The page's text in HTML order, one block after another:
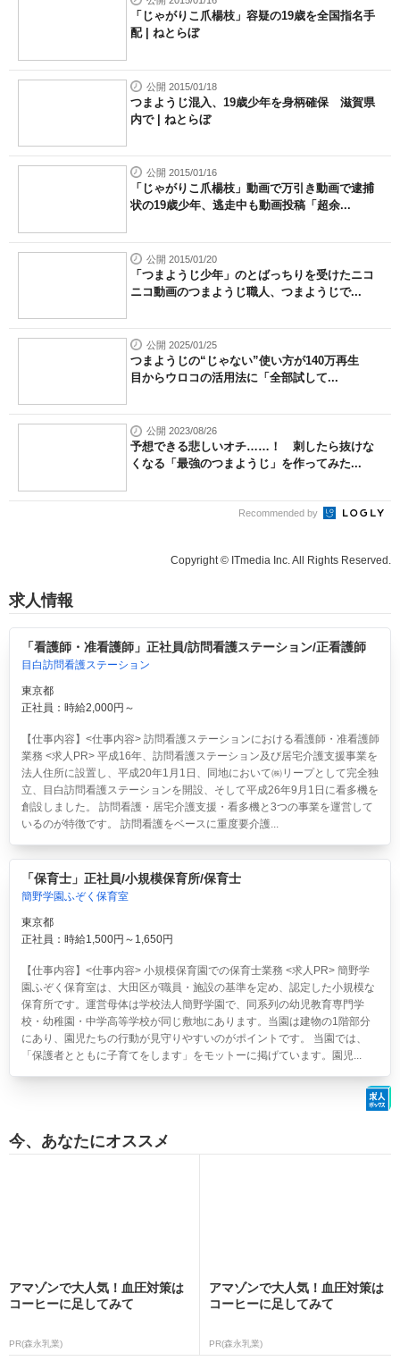
「じゃがりこ爪楊枝」容疑の19歳を全国指名手
配 | ねとらぼ
公開 2015/01/18
つまようじ混入、19歳少年を身柄確保 滋賀県
内で | ねとらぼ
公開 2015/01/16
「じゃがりこ爪楊枝」動画で万引き動画で逮捕
状の19歳少年、逃走中も動画投稿「超余...
公開 2015/01/20
「つまようじ少年」のとばっちりを受けたニコ
ニコ動画のつまようじ職人、つまようじで...
公開 2025/01/25
つまようじの“じゃない”使い方が140万再生
目からウロコの活用法に「全部試して...
公開 2023/08/26
予想できる悲しいオチ……！ 刺したら抜けな
くなる「最強のつまようじ」を作ってみた...
Recommended by
Copyright © ITmedia Inc. All Rights Reserved.
求人情報
「看護師・准看護師」正社員/訪問看護ステーション/正看護師
目白訪問看護ステーション
東京都
正社員：時給2,000円～
【仕事内容】<仕事内容> 訪問看護ステーションにおける看護師・准看護師
業務 <求人PR> 平成16年、訪問看護ステーション及び居宅介護支援事業を
法人住所に設置し、平成20年1月1日、同地において㈱リープとして完全独
立、目白訪問看護ステーションを開設、そして平成26年9月1日に看多機を
創設しました。 訪問看護・居宅介護支援・看多機と3つの事業を運営して
いるのが特徴です。 訪問看護をベースに重度要介護...
「保育士」正社員/小規模保育所/保育士
簡野学園ふぞく保育室
東京都
正社員：時給1,500円～1,650円
【仕事内容】<仕事内容> 小規模保育園での保育士業務 <求人PR> 簡野学
園ふぞく保育室は、大田区が職員・施設の基準を定め、認定した小規模な
保育所です。運営母体は学校法人簡野学園で、同系列の幼児教育専門学
校・幼稚園・中学高等学校が同じ敷地にあります。当園は建物の1階部分
にあり、園児たちの行動が見守りやすいのがポイントです。 当園では、
「保護者とともに子育てをします」をモットーに掲げています。園児...
今、あなたにオススメ
アマゾンで大人気！血圧対策は
コーヒーに足してみて
PR(森永乳業)
アマゾンで大人気！血圧対策は
コーヒーに足してみて
PR(森永乳業)